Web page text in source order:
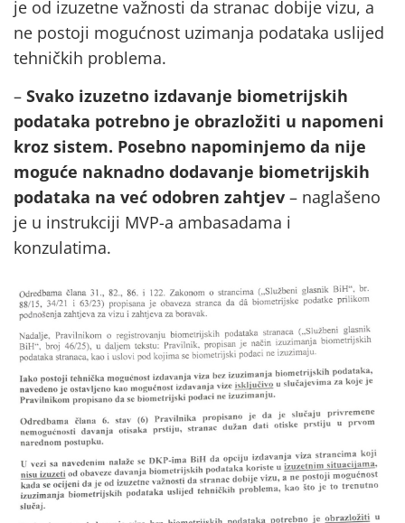
je od izuzetne važnosti da stranac dobije vizu, a
ne postoji mogućnost uzimanja podataka uslijed
tehničkih problema.
– Svako izuzetno izdavanje biometrijskih
podataka potrebno je obrazložiti u napomeni
kroz sistem. Posebno napominjemo da nije
moguće naknadno dodavanje biometrijskih
podataka na već odobren zahtjev – naglašeno
je u instrukciji MVP-a ambasadama i
konzulatima.